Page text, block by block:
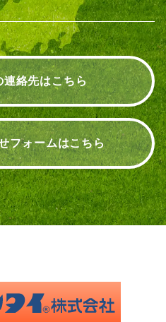
連絡先はこちら
フォームはこちら